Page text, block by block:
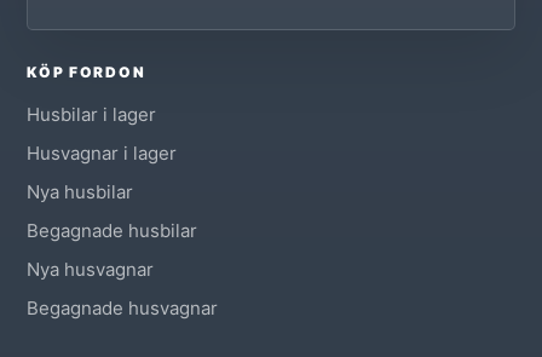
KÖP FORDON
Husbilar i lager
Husvagnar i lager
Nya husbilar
Begagnade husbilar
Nya husvagnar
Begagnade husvagnar